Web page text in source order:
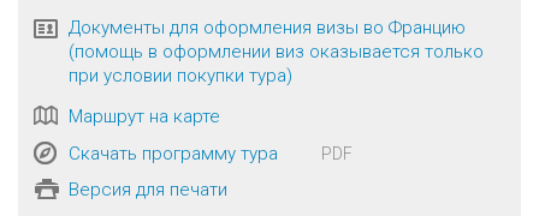
Документы для оформления визы во Францию
(помощь в оформлении виз оказывается только
при условии покупки тура)
Маршрут на карте
Скачать программу тура
PDF
Версия для печати